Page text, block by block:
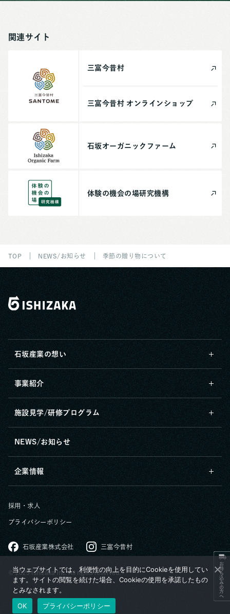
関連サイト
三富今昔村
三富今昔村 オンライン ショップ
石坂オーガニック ファーム
体験の機会の場研究機構
お持ち込みの方へ
TOP NEWS/お知らせ 季節の贈り物について
石坂産業の想い
事業紹介
施設見学/研修プログラム
NEWS/お知らせ
企業情報
採用・求人
プライバシーポリシー
石坂産業株式会社 三富今昔村
© 2025 Ishizaka Inc. All rights reserved.
当ウェブサイトでは、利便性の向上を目的にCookieを使用してい
ます。サイトの閲覧を続けた場合、Cookieの使用を承諾したもの
とみなされます。
OK
プライバシーポリシー